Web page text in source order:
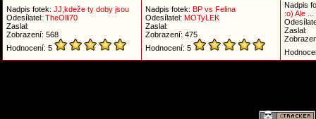
Nadpis fotek: JJ,kdeže ty doby jsou
Odesílatel: TheOlli70
Zaslal:
Zobrazení: 568
Hodnocení: 5
Nadpis fotek: BP vs Felina
Odesílatel: MOTyLEK
Zaslal:
Zobrazení: 475
Hodnocení: 5
Nadpis
:o) Ale ...
Zaslal: